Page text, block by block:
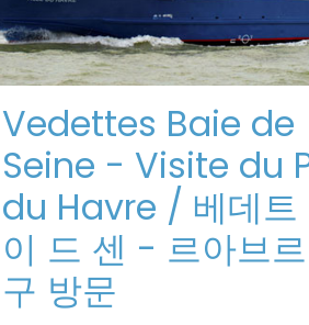
Vedettes Baie de
Seine - Visite du
du Havre / 베데트
이 드 센 - 르아브
구 방문